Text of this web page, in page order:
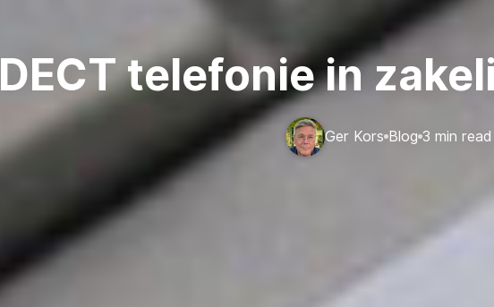
DECT telefonie in
Ger Kors Blog 3 min read